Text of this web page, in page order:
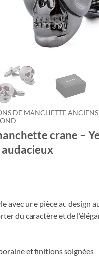
DE MANCHETTE ANCIENS
crane –
avec une pièce au design
du caractère et de
et finitions soignées